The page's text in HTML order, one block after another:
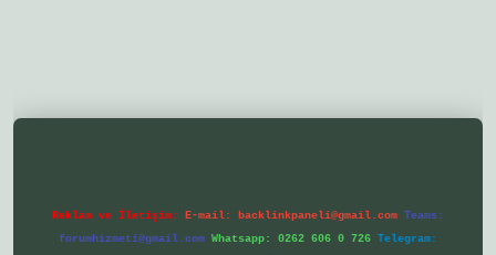
Reklam ve İletişim: E-mail: backlinkpaneli@gmail.com Teams:
forumhizmeti@gmail.com Whatsapp: 0262 606 0 726 Telegram: